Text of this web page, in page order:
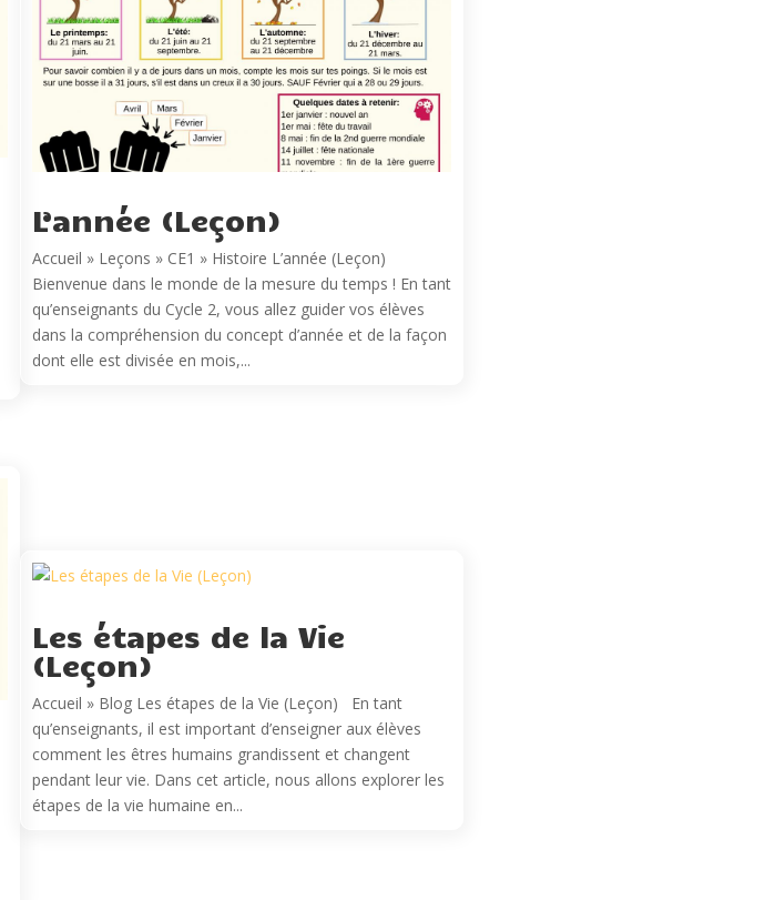
L’année (Leçon)
Accueil » Leçons » CE1 » Histoire L’année (Leçon)
Bienvenue dans le monde de la mesure du temps ! En tant
qu’enseignants du Cycle 2, vous allez guider vos élèves
dans la compréhension du concept d’année et de la façon
dont elle est divisée en mois,...
Les étapes de la Vie
(Leçon)
Accueil » Blog Les étapes de la Vie (Leçon) En tant
qu’enseignants, il est important d’enseigner aux élèves
comment les êtres humains grandissent et changent
pendant leur vie. Dans cet article, nous allons explorer les
étapes de la vie humaine en...